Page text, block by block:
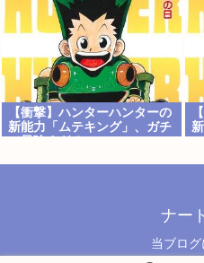
【衝撃】ハンターハンターの
新能力「ムテキング」、ガチ
ナー
当ブロ